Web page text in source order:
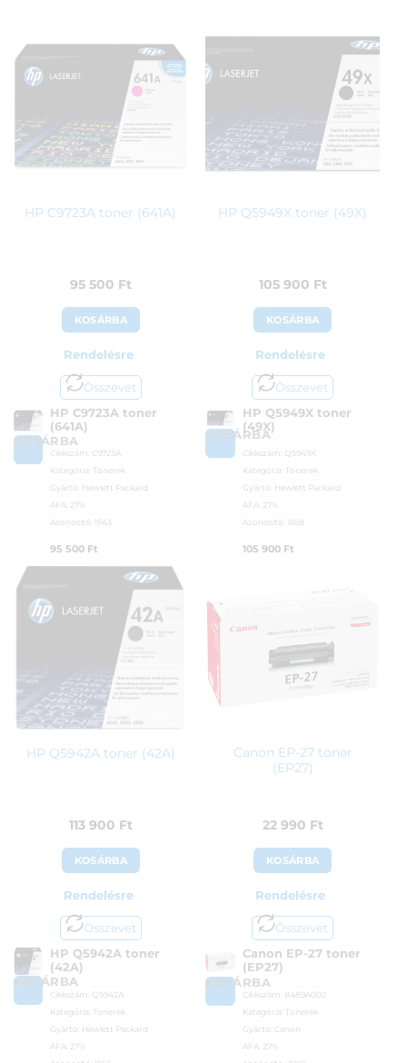
HP C9723A toner (641A)
95 500 Ft
KOSÁRBA
Rendelésre
Összevet
KOSÁRBA
HP C9723A toner
(641A)
Cikkszám: C9723A
Kategória:
Tonerek
Gyártó: Hewlett Packard
ÁFA:
27%
Azonosító: 1543
95 500 Ft
HP Q5949X toner (49X)
105 900 Ft
KOSÁRBA
Rendelésre
Összevet
KOSÁRBA
HP Q5949X toner
(49X)
Cikkszám: Q5949X
Kategória:
Tonerek
Gyártó: Hewlett Packard
ÁFA:
27%
Azonosító: 1658
105 900 Ft
HP Q5942A toner (42A)
113 900 Ft
KOSÁRBA
Rendelésre
Összevet
KOSÁRBA
HP Q5942A toner
(42A)
Cikkszám: Q5942A
Kategória:
Tonerek
Gyártó: Hewlett Packard
ÁFA:
27%
Canon EP-27 toner
(EP27)
22 990 Ft
KOSÁRBA
Rendelésre
Összevet
KOSÁRBA
Canon EP-27 toner
(EP27)
Cikkszám: 8489A002
Kategória:
Tonerek
Gyártó: Canon
ÁFA:
27%